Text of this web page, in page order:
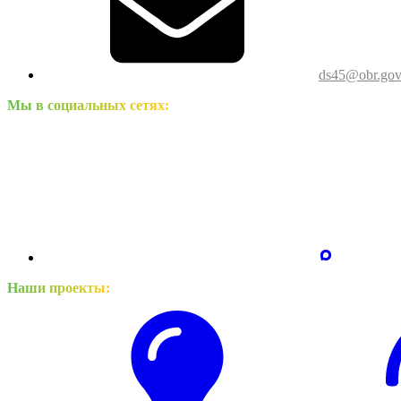
Мы в социальных сетях:
Наши проекты: